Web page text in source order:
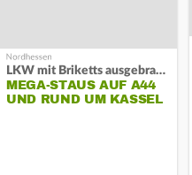
LKW mit Briketts ausgebrannt
MEGA-STAUS AUF A44
UND RUND UM KASSEL